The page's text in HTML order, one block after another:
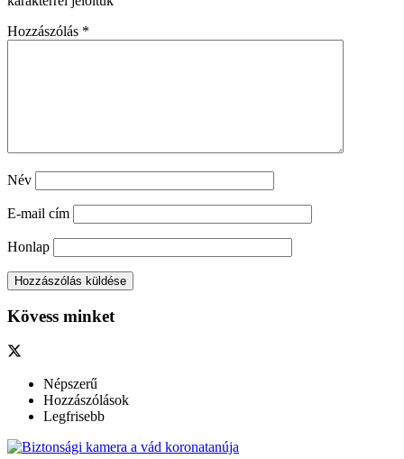
Hozzászólás *
Név
E-mail cím
Honlap
Kövess minket
Népszerű
Hozzászólások
Legfrisebb